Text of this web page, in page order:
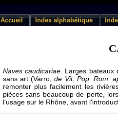
Accueil Index alphabétique
Naves caudicariae . Larges
sans art (Varro,de Vit. Pop. Rom.
remonter plus facilement les
pièces sans beaucoup de perte,
l'usage sur le Rhône, avant